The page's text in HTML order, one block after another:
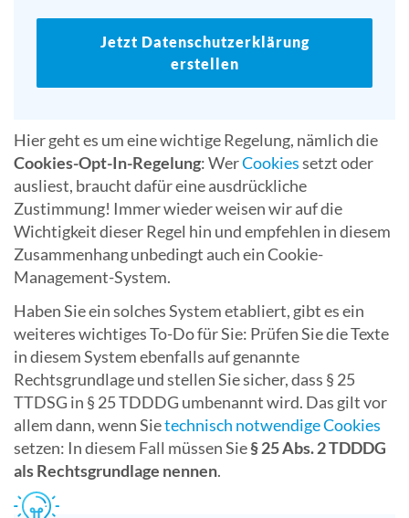
Jetzt Datenschutzerklärung
erstellen
Hier geht es um eine wichtige Regelung, nämlich die
Cookies-Opt-In-Regelung: WerCookiessetzt oder
ausliest, braucht dafür eine ausdrückliche
Zustimmung! Immer wieder weisen wir auf die
Wichtigkeit dieser Regel hin und empfehlen in diesem
Zusammenhang unbedingt auch ein Cookie-
Management-System.
Haben Sie ein solches System etabliert, gibt es ein
weiteres wichtiges To-Do für Sie: Prüfen Sie die Texte
in diesem System ebenfalls auf genannte
Rechtsgrundlage und stellen Sie sicher, dass § 25
TTDSG in § 25 TDDDG umbenannt wird. Das gilt vor
allem dann, wenn Sietechnisch notwendige Cookies
setzen: In diesem Fall müssen Sie§ 25 Abs. 2 TDDDG
als Rechtsgrundlage nennen.